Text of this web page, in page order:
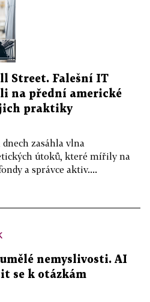
Street. Falešní IT
na přední americké
praktiky
zasáhla vlna
útoků, které mířily na
a správce aktiv....
nemyslivosti. AI
se k otázkám